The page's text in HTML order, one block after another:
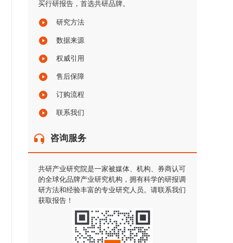
买行研报告，首选共研品牌。
研究方法
数据来源
权威引用
售后保障
订购流程
联系我们
咨询服务
共研产业研究院是一家被媒体、机构、券商认可
的全球化品牌产业研究机构，拥有科学的研报调
研方法和经验丰富的专业研究人员。请联系我们
获取报告！